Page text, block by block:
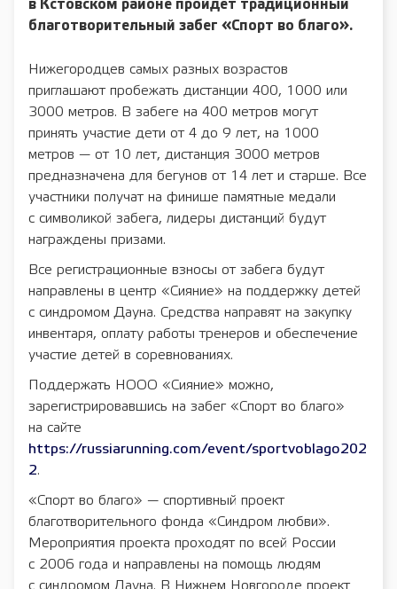
в Кстовском районе пройдет традиционный
благотворительный забег «Спорт во благо».
Нижегородцев самых разных возрастов
приглашают пробежать дистанции 400, 1000 или
3000 метров. В забеге на 400 метров могут
принять участие дети от 4 до 9 лет, на 1000
метров — от 10 лет, дистанция 3000 метров
предназначена для бегунов от 14 лет и старше. Все
участники получат на финише памятные медали
с символикой забега, лидеры дистанций будут
награждены призами.
Все регистрационные взносы от забега будут
направлены в центр «Сияние» на поддержку детей
с синдромом Дауна. Средства направят на закупку
инвентаря, оплату работы тренеров и обеспечение
участие детей в соревнованиях.
Поддержать НООО «Сияние» можно,
зарегистрировавшись на забег «Спорт во благо»
на сайте
https://russiarunning.com/event/sportvoblago202
2.
«Спорт во благо» — спортивный проект
благотворительного фонда «Синдром любви».
Мероприятия проекта проходят по всей России
с 2006 года и направлены на помощь людям
с синдромом Дауна. В Нижнем Новгороде проект